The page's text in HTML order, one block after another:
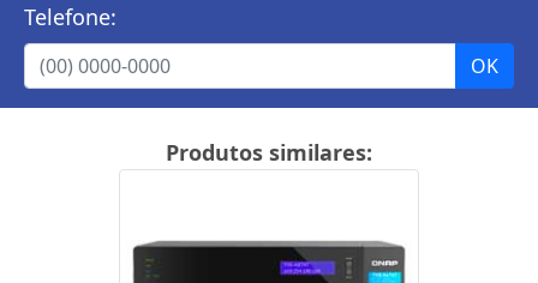
Telefone:
Produtos similares: